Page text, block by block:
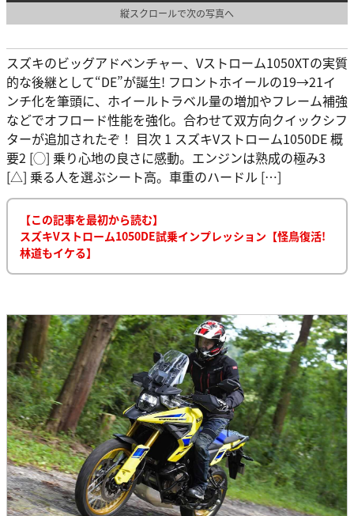
縦スクロールで次の写真へ
スズキのビッグアドベンチャー、Vストローム1050XTの実質
的な後継として“DE”が誕生! フロントホイールの19→21イ
ンチ化を筆頭に、ホイールトラベル量の増加やフレーム補強
などでオフロード性能を強化。合わせて双方向クイックシフ
ターが追加されたぞ！ 目次 1 スズキVストローム1050DE 概
要2 [◯] 乗り心地の良さに感動。エンジンは熟成の極み3
[△] 乗る人を選ぶシート高。車重のハードル […]
【この記事を最初から読む】
スズキVストローム1050DE試乗インプレッション【怪鳥復活!
林道もイケる】